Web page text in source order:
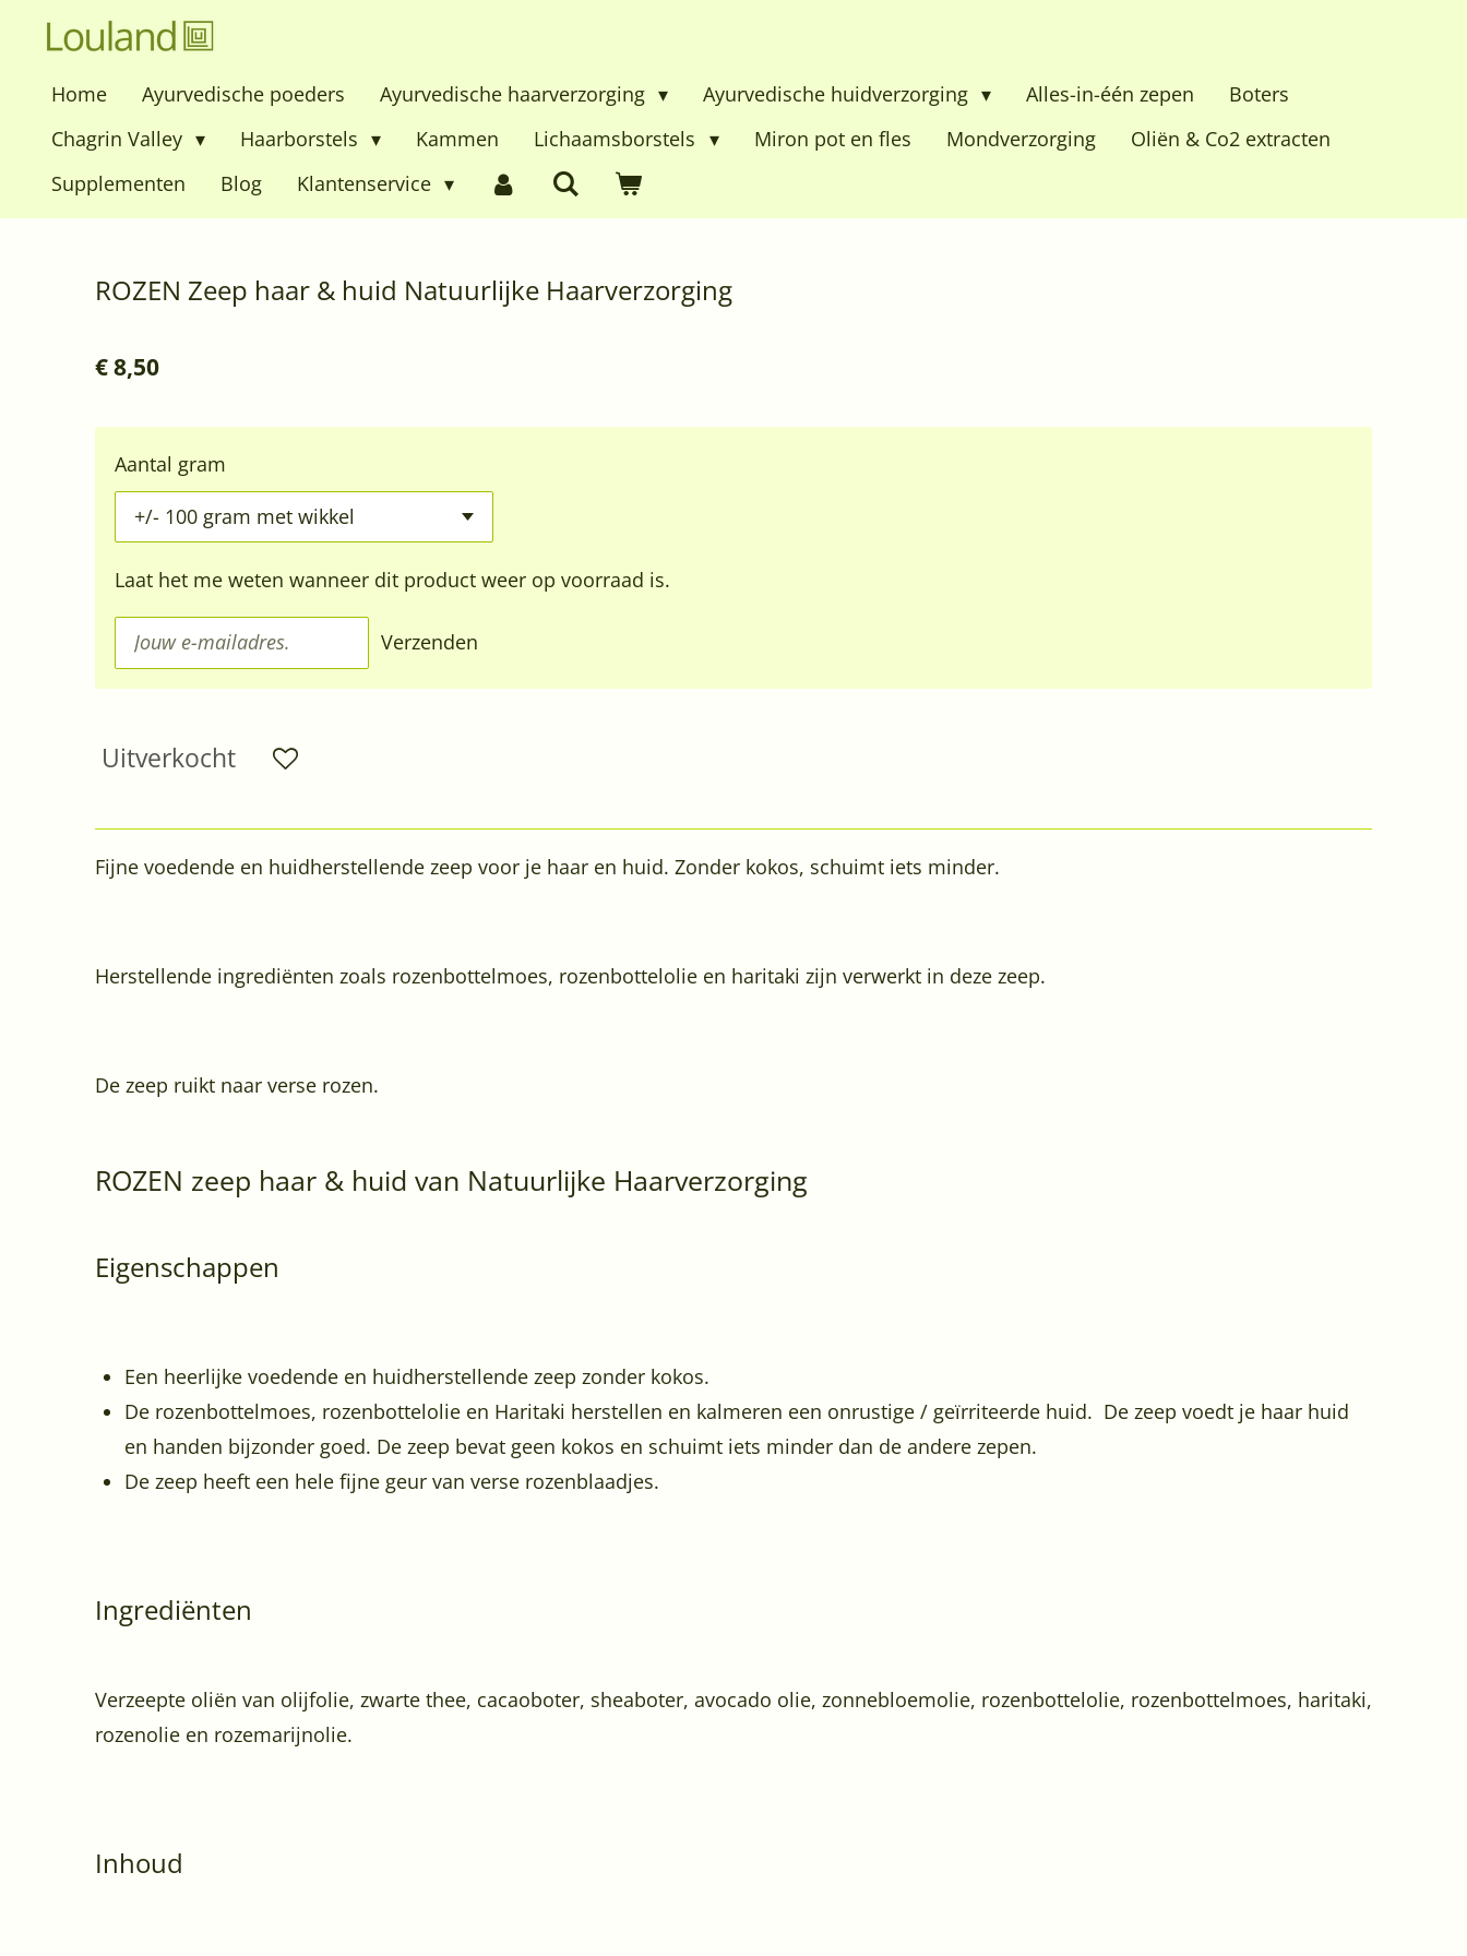
Home Ayurvedische poeders Ayurvedische haarverzorging Ayurvedische huidverzorging Alles-in-één zepen
Boters
Chagrin Valley
Haarborstels Kammen Lichaamsborstels Miron pot en fles Mondverzorging
Oliën & Co2 extracten
Supplementen
Blog Klantenservice
ROZEN Zeep haar & huid Natuurlijke Haarverzorging
€ 8,50
Aantal gram
Laat het me weten wanneer dit product weer op voorraad is.
Verzenden
Uitverkocht
Fijne voedende en huidherstellende zeep voor je haar en huid. Zonder kokos, schuimt iets minder.
Herstellende ingrediënten zoals rozenbottelmoes, rozenbottelolie en haritaki zijn verwerkt in deze zeep.
De zeep ruikt naar verse rozen.
ROZEN zeep haar & huid van Natuurlijke Haarverzorging
Eigenschappen
Een heerlijke voedende en huidherstellende zeep zonder kokos.
De rozenbottelmoes, rozenbottelolie en Haritaki herstellen en kalmeren een onrustige / geïrriteerde huid. De zeep voedt je haar huid
en handen bijzonder goed. De zeep bevat geen kokos en schuimt iets minder dan de andere zepen.
De zeep heeft een hele fijne geur van verse rozenblaadjes.
Ingrediënten
Verzeepte oliën van olijfolie, zwarte thee, cacaoboter, sheaboter, avocado olie, zonnebloemolie, rozenbottelolie, rozenbottelmoes, haritaki,
rozenolie en rozemarijnolie.
Inhoud